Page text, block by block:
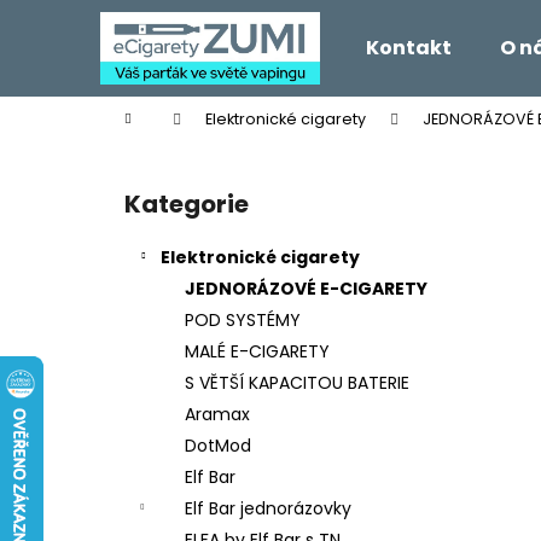
Kontakt O
Domů Elektronické cigarety JEDNORÁZOVÉ
Přeskočit
kategorie
Kategorie
Elektronické cigarety
JEDNORÁZOVÉ E-CIGARETY
POD SYSTÉMY
MALÉ E-CIGARETY
S VĚTŠÍ KAPACITOU BATERIE
Aramax
DotMod
Elf Bar
Elf Bar jednorázovky
í
Zpět
do
Zpět
do